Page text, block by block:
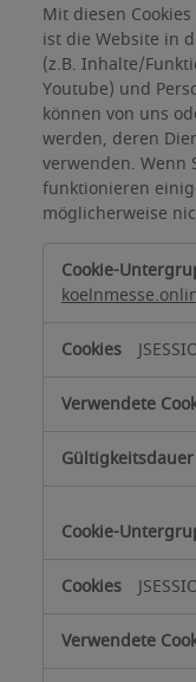
Mit diesen
ist die Website in
(z.B. Inhalte/
Youtube) und
können von uns
werden, deren
verwenden. Wenn
funktionieren
möglicherweise
Funktionelle
Cookies